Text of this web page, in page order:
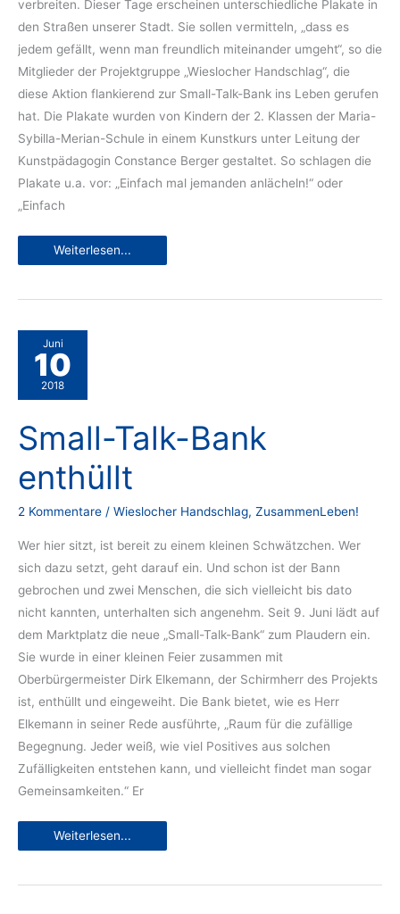
verbreiten. Dieser Tage erscheinen unterschiedliche Plakate in
den Straßen unserer Stadt. Sie sollen vermitteln, „dass es
jedem gefällt, wenn man freundlich miteinander umgeht“, so die
Mitglieder der Projektgruppe „Wieslocher Handschlag“, die
diese Aktion flankierend zur Small-Talk-Bank ins Leben gerufen
hat. Die Plakate wurden von Kindern der 2. Klassen der Maria-
Sybilla-Merian-Schule in einem Kunstkurs unter Leitung der
Kunstpädagogin Constance Berger gestaltet. So schlagen die
Plakate u.a. vor: „Einfach mal jemanden anlächeln!“ oder
„Einfach
Einfach
mal
Weiterlesen...
Juni
10
2018
Small-Talk-Bank
enthüllt
2 Kommentare / Wieslocher Handschlag, ZusammenLeben!
Wer hier sitzt, ist bereit zu einem kleinen Schwätzchen. Wer
sich dazu setzt, geht darauf ein. Und schon ist der Bann
gebrochen und zwei Menschen, die sich vielleicht bis dato
nicht kannten, unterhalten sich angenehm. Seit 9. Juni lädt auf
dem Marktplatz die neue „Small-Talk-Bank“ zum Plaudern ein.
Sie wurde in einer kleinen Feier zusammen mit
Oberbürgermeister Dirk Elkemann, der Schirmherr des Projekts
ist, enthüllt und eingeweiht. Die Bank bietet, wie es Herr
Elkemann in seiner Rede ausführte, „Raum für die zufällige
Begegnung. Jeder weiß, wie viel Positives aus solchen
Zufälligkeiten entstehen kann, und vielleicht findet man sogar
Gemeinsamkeiten.“ Er
Small-
Weiterlesen...